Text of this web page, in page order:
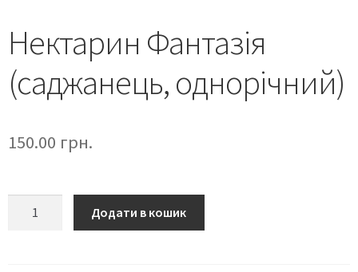
Нектарин Фантазія
(саджанець, однорічний)
150.00 грн.
Додати в кошик